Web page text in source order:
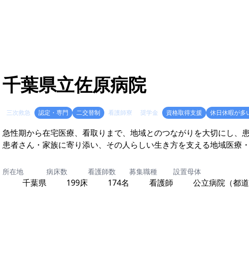
千葉県立佐原病院
三次救急 認定・専門 二交替制 看護師寮 奨学金 資格取得支援 休日休暇が多
急性期から在宅医療、看取りまで、地域とのつながりを大切にし、
患者さん・家族に寄り添い、その人らしい生き方を支える地域医療
所在地
千葉県
病床数
199床
看護師数
174名
募集職種
看護師
設置母体
公立病院（都